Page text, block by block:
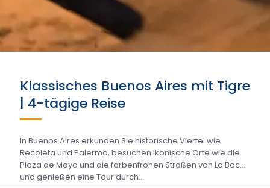
Klassisches Buenos Aires mit Tigre
| 4-tägige Reise
In Buenos Aires erkunden Sie historische Viertel wie
Recoleta und Palermo, besuchen ikonische Orte wie die
Plaza de Mayo und die farbenfrohen Straßen von La Boca
und genießen eine Tour durch...